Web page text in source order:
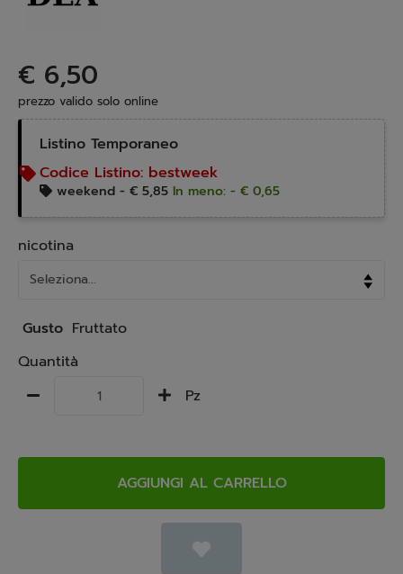
€ 6,50
prezzo valido solo online
Listino Temporaneo
Codice Listino: bestweek
weekend - € 5,85 In meno: - € 0,65
nicotina
Gusto Fruttato
Quantità
Pz
AGGIUNGI AL CARRELLO